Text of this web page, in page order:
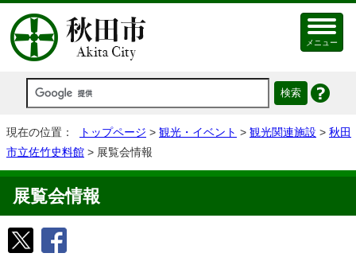
メニュー
現在の位置： トップページ > 観光・イベント > 観光関連施設 > 秋田
市立佐竹史料館 > 展覧会情報
展覧会情報